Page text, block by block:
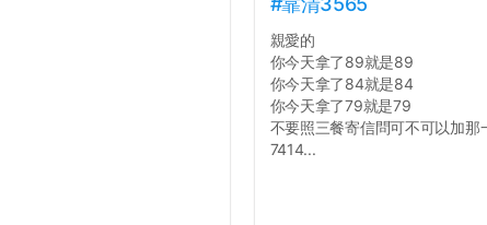
親愛的
你今天拿了89就是89
你今天拿了84就是84
你今天拿了79就是79
不要照三餐寄信問可不可以加那
7414...